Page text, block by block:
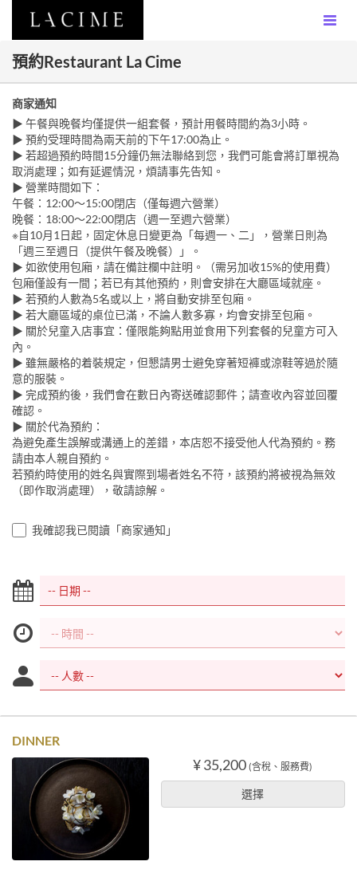
預約Restaurant La Cime
商家通知
▶ 午餐與晚餐均僅提供一組套餐，預計用餐時間約為3小時。
▶ 預約受理時間為兩天前的下午17:00為止。
▶ 若超過預約時間15分鐘仍無法聯絡到您，我們可能會將訂單視為
取消處理；如有延遲情況，煩請事先告知。
▶ 營業時間如下：
午餐：12:00～15:00閉店（僅每週六營業）
晚餐：18:00～22:00閉店（週一至週六營業）
※自10月1日起，固定休息日變更為「每週一、二」，營業日則為
「週三至週日（提供午餐及晚餐）」。
▶ 如欲使用包廂，請在備註欄中註明。（需另加收15%的使用費）
包廂僅設有一間；若已有其他預約，則會安排在大廳區域就座。
▶ 若預約人數為5名或以上，將自動安排至包廂。
▶ 若大廳區域的桌位已滿，不論人數多寡，均會安排至包廂。
▶ 關於兒童入店事宜：僅限能夠點用並食用下列套餐的兒童方可入
內。
▶ 雖無嚴格的着裝規定，但懇請男士避免穿著短褲或涼鞋等過於隨
意的服裝。
▶ 完成預約後，我們會在數日內寄送確認郵件；請查收內容並回覆
確認。
▶ 關於代為預約：
為避免產生誤解或溝通上的差錯，本店恕不接受他人代為預約。務
請由本人親自預約。
若預約時使用的姓名與實際到場者姓名不符，該預約將被視為無效
（即作取消處理），敬請諒解。
我確認我已閱讀「商家通知」
DINNER
¥ 35,200 (含稅、服務費)
選擇